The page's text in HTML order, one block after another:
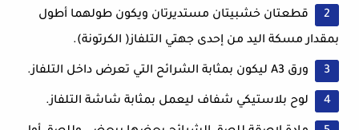
قطعتان خشبيتان مستديرتان ويكون طولهما أطول
بمقدار مسكة اليد من إحدى جهتي التلفاز( الكرتونة).
ورق A3 ليكون بمثابة الشرائح التي تعرض داخل التلفاز.
لوح بلاستيكي شفاف ليعمل بمثابة شاشة التلفاز.